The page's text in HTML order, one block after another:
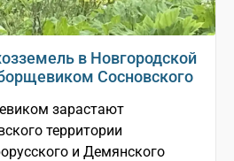
в Новгородской
Сосновского
зарастают
территории
и Демянского